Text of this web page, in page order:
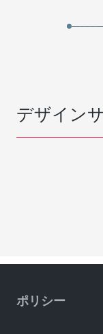
デザイン
ポリシー